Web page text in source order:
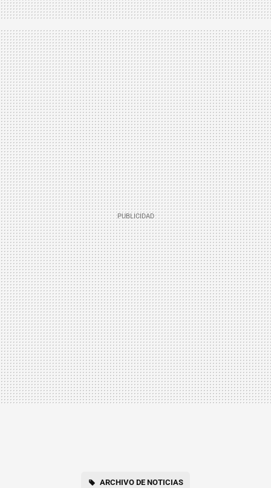
ARCHIVO DE NOTICIAS